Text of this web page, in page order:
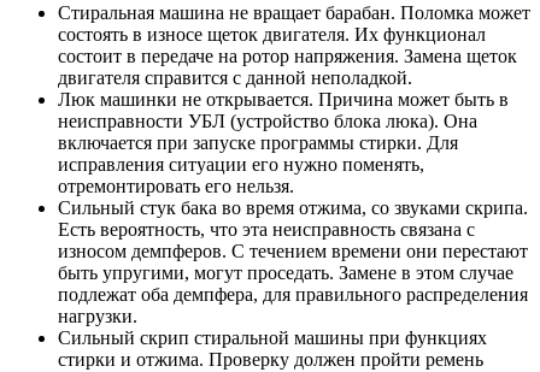
Стиральная машина не вращает барабан. Поломка может
состоять в износе щеток двигателя. Их функционал
состоит в передаче на ротор напряжения. Замена щеток
двигателя справится с данной неполадкой.
Люк машинки не открывается. Причина может быть в
неисправности УБЛ (устройство блока люка). Она
включается при запуске программы стирки. Для
исправления ситуации его нужно поменять,
отремонтировать его нельзя.
Сильный стук бака во время отжима, со звуками скрипа.
Есть вероятность, что эта неисправность связана с
износом демпферов. С течением времени они перестают
быть упругими, могут проседать. Замене в этом случае
подлежат оба демпфера, для правильного распределения
нагрузки.
Сильный скрип стиральной машины при функциях
стирки и отжима. Проверку должен пройти ремень